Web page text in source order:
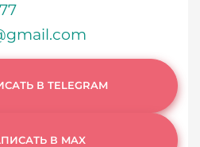
В TELEGRAM
В MAX